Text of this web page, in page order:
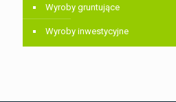
Wyroby gruntujące
Wyroby inwestycyjne